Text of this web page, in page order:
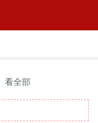
看全部